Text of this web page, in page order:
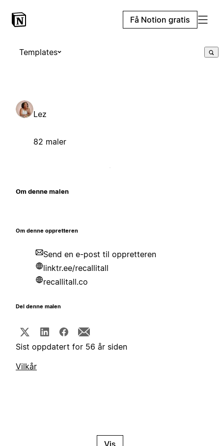
Få Notion gratis
Templates
Lez
82 maler
Om denne malen
Om denne oppretteren
Send en e-post til oppretteren
linktr.ee/recallitall
recallitall.co
Del denne malen
Sist oppdatert for 56 år siden
Vilkår